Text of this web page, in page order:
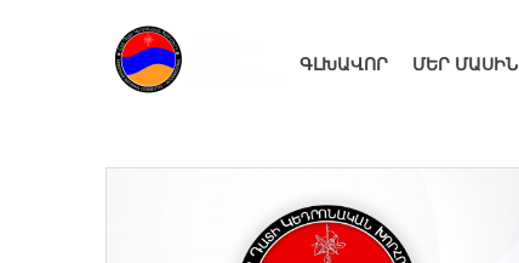
ԳԼԽԱՎՈՐ ՄԵՐ ՄԱՍԻՆ